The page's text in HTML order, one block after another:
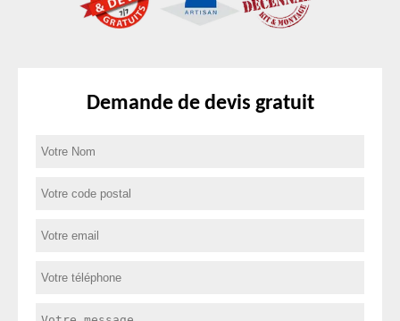
Demande de devis gratuit